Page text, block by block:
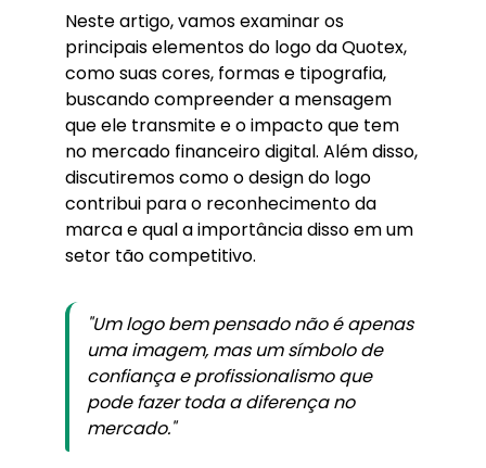
Neste artigo, vamos examinar os
principais elementos do logo da Quotex,
como suas cores, formas e tipografia,
buscando compreender a mensagem
que ele transmite e o impacto que tem
no mercado financeiro digital. Além disso,
discutiremos como o design do logo
contribui para o reconhecimento da
marca e qual a importância disso em um
setor tão competitivo.
"Um logo bem pensado não é apenas
uma imagem, mas um símbolo de
confiança e profissionalismo que
pode fazer toda a diferença no
mercado."